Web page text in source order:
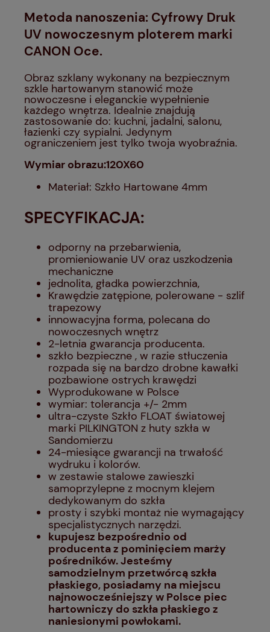
Metoda nanoszenia: Cyfrowy Druk
UV nowoczesnym ploterem marki
CANON Oce.
Obraz szklany wykonany na bezpiecznym
szkle hartowanym stanowić może
nowoczesne i eleganckie wypełnienie
każdego wnętrza. Idealnie znajdują
zastosowanie do: kuchni, jadalni, salonu,
łazienki czy sypialni. Jedynym
ograniczeniem jest tylko twoja wyobraźnia.
Wymiar obrazu:120X60
Materiał: Szkło Hartowane 4mm
SPECYFIKACJA:
odporny na przebarwienia,
promieniowanie UV oraz uszkodzenia
mechaniczne
jednolita, gładka powierzchnia,
Krawędzie zatępione, polerowane - szlif
trapezowy
innowacyjna forma, polecana do
nowoczesnych wnętrz
2-letnia gwarancja producenta.
szkło bezpieczne , w razie stłuczenia
rozpada się na bardzo drobne kawałki
pozbawione ostrych krawędzi
Wyprodukowane w Polsce
wymiar: tolerancja +/- 2mm
ultra-czyste Szkło FLOAT światowej
marki PILKINGTON z huty szkła w
Sandomierzu
24-miesiące gwarancji na trwałość
wydruku i kolorów.
w zestawie stalowe zawieszki
samoprzylepne z mocnym klejem
dedykowanym do szkła
prosty i szybki montaż nie wymagający
specjalistycznych narzędzi.
kupujesz bezpośrednio od
producenta z pominięciem marży
pośredników. Jesteśmy
samodzielnym przetwórcą szkła
płaskiego, posiadamy na miejscu
najnowocześniejszy w Polsce piec
hartowniczy do szkła płaskiego z
naniesionymi powłokami.